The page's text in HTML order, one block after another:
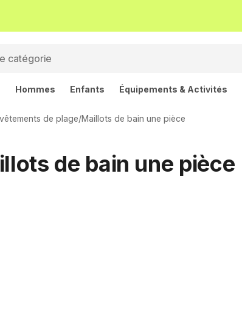
Hommes Enfants Équipements & Activités
de plage/Maillots de bain une pièce
de bain une pièce